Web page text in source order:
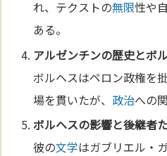
れ、テクストの無限性や
ある。
アルゼンチンの歴史とボ
ボルヘスはペロン政権を批
場を貫いたが、 政治への
ボルヘスの影響と後継者
彼の文学はガブリエル・